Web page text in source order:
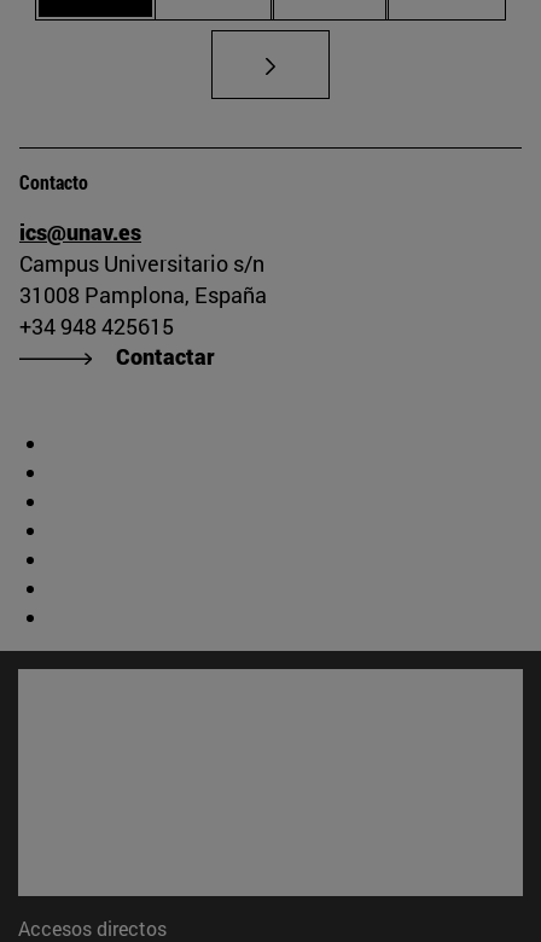
Contacto
ics@unav.es
Campus Universitario s/n
31008 Pamplona, España
+34 948 425615
Contactar
Accesos directos